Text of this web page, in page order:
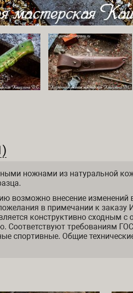
ножнами из натуральной
возможно внесение изменений
в примечании к заказу
конструктивно сходным с
Соответствуют требованиям
спортивные. Общие